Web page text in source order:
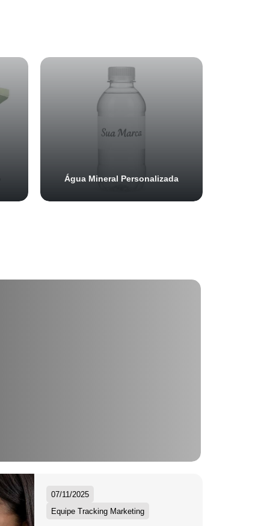
Água Mineral Personalizada
07/11/2025
Equipe Tracking Marketing